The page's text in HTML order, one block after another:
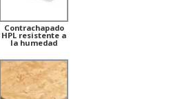
Contrachapado
HPL resistente a
la humedad